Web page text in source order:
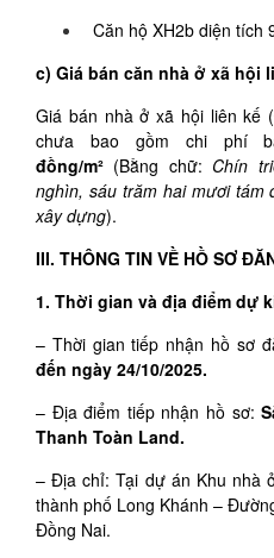
Căn hộ XH2b diện tích
c) Giá bán căn nhà ở xã hội
Giá bán nhà ở xã hội liên kế
chưa bao gồm chi phí
đồng/m² (Bằng chữ: Chín
nghìn, sáu trăm hai mươi tám
xây dựng).
III. THÔNG TIN VỀ HỒ SƠ
1. Thời gian và địa điểm dự
– Thời gian tiếp nhận hồ sơ
đến ngày 24/10/2025.
– Địa điểm tiếp nhận hồ sơ:
Thanh Toàn Land.
– Địa chỉ: Tại dự án Khu nhà
thành phố Long Khánh –
Đồng Nai.